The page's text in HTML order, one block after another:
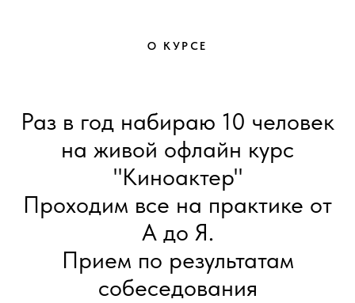
О КУРСЕ
Раз в год набираю 10 человек
на живой офлайн курс
"Киноактер"
Проходим все на практике от
А до Я.
Прием по результатам
собеседования